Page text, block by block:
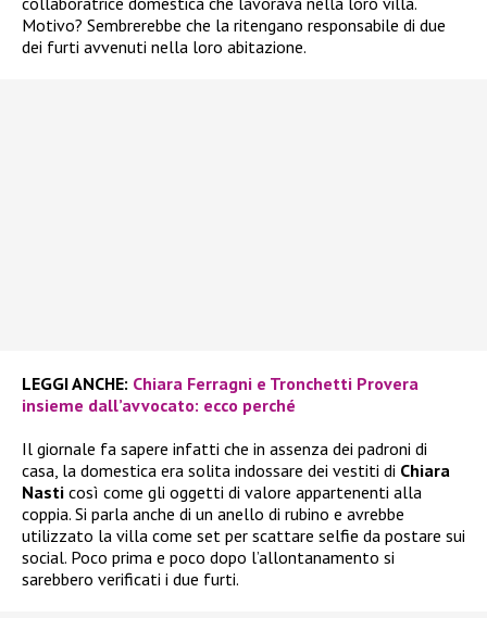
Motivo? Sembrerebbe che la ritengano responsabile di due
dei furti avvenuti nella loro abitazione.
LEGGI ANCHE: Chiara Ferragni e Tronchetti Provera
insieme dall’avvocato: ecco perché
Il giornale fa sapere infatti che in assenza dei padroni di
casa, la domestica era solita indossare dei vestiti di Chiara
Nasti così come gli oggetti di valore appartenenti alla
coppia. Si parla anche di un anello di rubino e avrebbe
utilizzato la villa come set per scattare selfie da postare sui
social. Poco prima e poco dopo l’allontanamento si
sarebbero verificati i due furti.